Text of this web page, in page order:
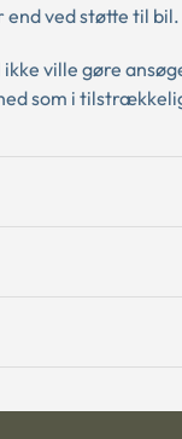
end ved støtte til bil.
ville gøre
som i